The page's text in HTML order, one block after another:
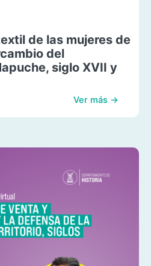
de las mujeres de
del
siglo XVII y
Ver más →